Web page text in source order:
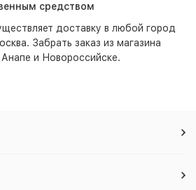
средством
доставку в любой город
. Забрать заказ из магазина
и Новороссийске.